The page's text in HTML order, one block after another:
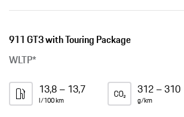
911 GT3 with Touring Package
WLTP*
13,8 – 13,7
l/100 km
312 – 310
g/km